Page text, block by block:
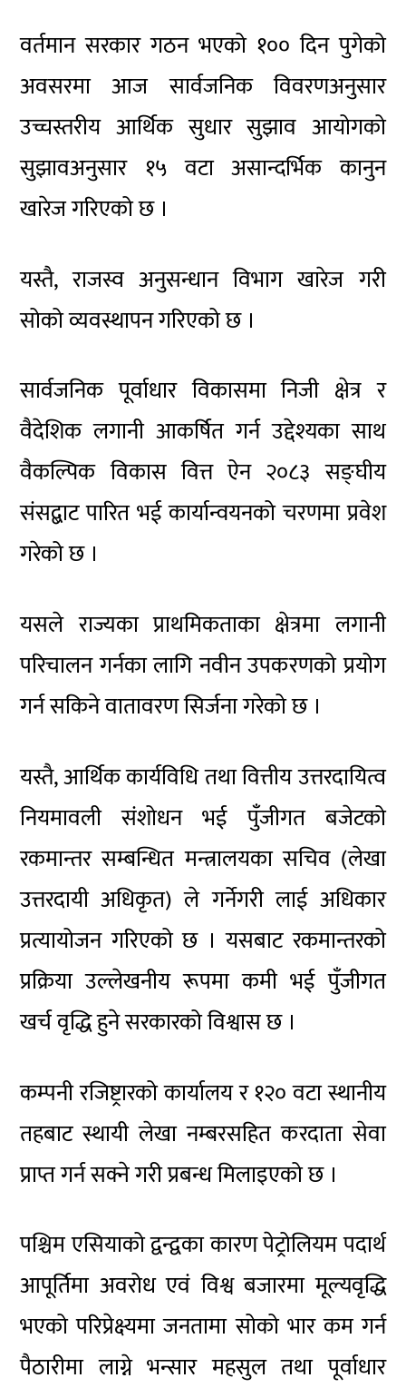
वर्तमान सरकार गठन भएको १०० दिन पुगेको
अवसरमा आज सार्वजनिक विवरणअनुसार
उच्चस्तरीय आर्थिक सुधार सुझाव आयोगको
सुझावअनुसार १५ वटा असान्दर्भिक कानुन
खारेज गरिएको छ ।
यस्तै, राजस्व अनुसन्धान विभाग खारेज गरी
सोको व्यवस्थापन गरिएको छ ।
सार्वजनिक पूर्वाधार विकासमा निजी क्षेत्र र
वैदेशिक लगानी आकर्षित गर्न उद्देश्यका साथ
वैकल्पिक विकास वित्त ऐन २०८३ सङ्घीय
संसद्बाट पारित भई कार्यान्वयनको चरणमा प्रवेश
गरेको छ ।
यसले राज्यका प्राथमिकताका क्षेत्रमा लगानी
परिचालन गर्नका लागि नवीन उपकरणको प्रयोग
गर्न सकिने वातावरण सिर्जना गरेको छ ।
यस्तै, आर्थिक कार्यविधि तथा वित्तीय उत्तरदायित्व
नियमावली संशोधन भई पुँजीगत बजेटको
रकमान्तर सम्बन्धित मन्त्रालयका सचिव (लेखा
उत्तरदायी अधिकृत) ले गर्नेगरी लाई अधिकार
प्रत्यायोजन गरिएको छ । यसबाट रकमान्तरको
प्रक्रिया उल्लेखनीय रूपमा कमी भई पुँजीगत
खर्च वृद्धि हुने सरकारको विश्वास छ ।
कम्पनी रजिष्ट्रारको कार्यालय र १२० वटा स्थानीय
तहबाट स्थायी लेखा नम्बरसहित करदाता सेवा
प्राप्त गर्न सक्ने गरी प्रबन्ध मिलाइएको छ ।
पश्चिम एसियाको द्वन्द्वका कारण पेट्रोलियम पदार्थ
आपूर्तिमा अवरोध एवं विश्व बजारमा मूल्यवृद्धि
भएको परिप्रेक्ष्यमा जनतामा सोको भार कम गर्न
पैठारीमा लाग्ने भन्सार महसुल तथा पूर्वाधार